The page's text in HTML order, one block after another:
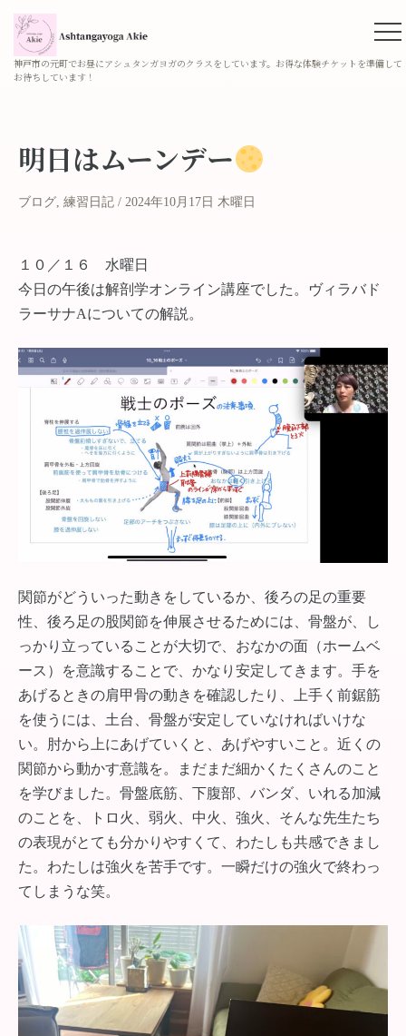
神戸市の元町でお昼にアシュタンガヨガのクラスをしています。お得な体験チケットを準備して
お待ちしています！
明日はムーンデー
ブログ, 練習日記 2024年10月17日 木曜日
１０／１６ 水曜日
今日の午後は解剖学オンライン講座でした。ヴィラバド
ラーサナAについての解説。
関節がどういった動きをしているか、後ろの足の重要
性、後ろ足の股関節を伸展させるためには、骨盤が、し
っかり立っていることが大切で、おなかの面（ホームベ
ース）を意識することで、かなり安定してきます。手を
あげるときの肩甲骨の動きを確認したり、上手く前鋸筋
を使うには、土台、骨盤が安定していなければいけな
い。肘から上にあげていくと、あげやすいこと。近くの
関節から動かす意識を。まだまだ細かくたくさんのこと
を学びました。骨盤底筋、下腹部、バンダ、いれる加減
のことを、トロ火、弱火、中火、強火、そんな先生たち
の表現がとても分かりやすくて、わたしも共感できまし
た。わたしは強火を苦手です。一瞬だけの強火で終わっ
てしまうな笑。